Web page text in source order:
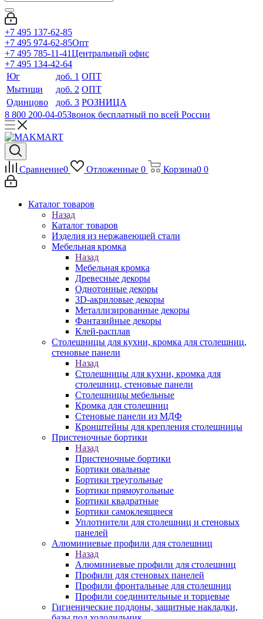
+7 495 137-62-85
+7 495 974-62-85Опт
+7 495 785-11-41Центральный офис
+7 495 134-42-64
Юг
доб. 1 ОПТ
Мытищи
доб. 2 ОПТ
Одинцово
доб. 3 РОЗНИЦА
8 800 200-04-05Звонок бесплатный по всей России
Сравнение0 Отложенные 0 Корзина0 0
Каталог товаров
Назад
Каталог товаров
Изделия из нержавеющей стали
Мебельная кромка
Назад
Мебельная кромка
Древесные декоры
Однотонные декоры
3D-акриловые декоры
Металлизированные декоры
Фантазийные декоры
Клей-расплав
Столешницы для кухни, кромка для столешниц,
стеновые панели
Назад
Столешницы для кухни, кромка для
столешниц, стеновые панели
Столешницы мебельные
Кромка для столешниц
Стеновые панели из МДФ
Кронштейны для крепления столешницы
Пристеночные бортики
Назад
Пристеночные бортики
Бортики овальные
Бортики треугольные
Бортики прямоугольные
Бортики квадратные
Бортики самоклеящиеся
Уплотнители для столешниц и стеновых
панелей
Алюминиевые профили для столешниц
Назад
Алюминиевые профили для столешниц
Профили для стеновых панелей
Профили фронтальные для столешниц
Профили соединительные и торцевые
Гигиенические поддоны, защитные накладки,